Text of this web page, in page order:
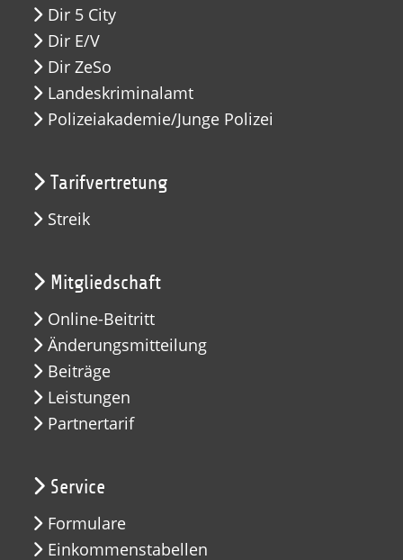
Dir 5 City
Dir E/V
Dir ZeSo
Landeskriminalamt
Polizeiakademie/Junge Polizei
Tarifvertretung
Streik
Mitgliedschaft
Online-Beitritt
Änderungsmitteilung
Beiträge
Leistungen
Partnertarif
Service
Formulare
Einkommenstabellen